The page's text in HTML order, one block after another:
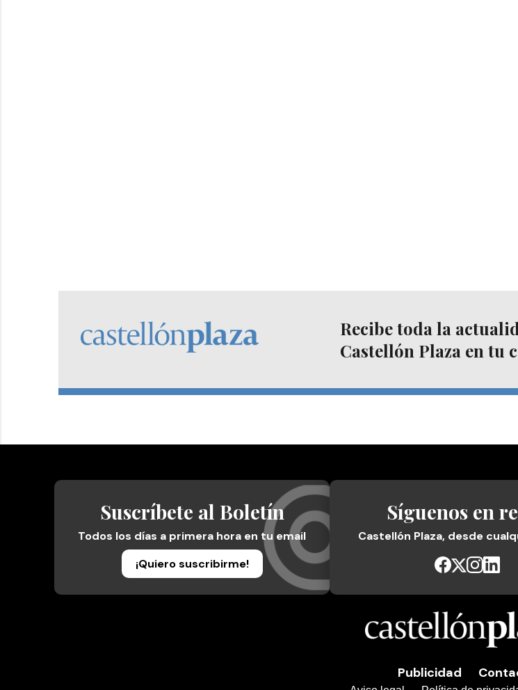
Recibe toda la
Castellón Plaza en tu
Suscríbete al Boletín
Todos los días a primera hora en tu email
¡Quiero suscribirme!
Síguenos en
Castellón Plaza, desde
Publicidad